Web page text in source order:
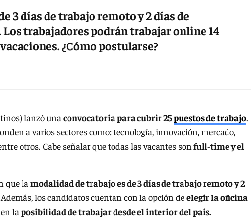
3 días de trabajo remoto y 2 días de
trabajadores podrán trabajar online 14
¿Cómo postularse?
lanzó una convocatoria para cubrir 25puestos de trabajo.
a varios sectores como: tecnología, innovación, mercado,
otros. Cabe señalar que todas las vacantes son full-time y el
que la modalidad de trabajo es de 3 días de trabajo remoto y 2
los candidatos cuentan con la opción deelegir la oficina
la posibilidad de trabajar desde el interior del país.